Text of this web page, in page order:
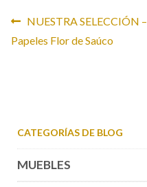
Navegación
de
Anterior:
NUESTRA SELECCIÓN –
Papeles Flor de Saúco
CATEGORÍAS DE BLOG
MUEBLES